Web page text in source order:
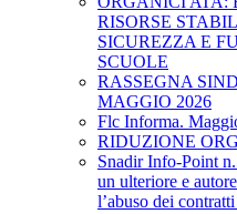
RISORSE
SICUREZZA E
SCUOLE
RASSEGNA
MAGGIO 2026
Flc Informa.
RIDUZIONE
Snadir Info-Point
un ulteriore e
l’abuso dei